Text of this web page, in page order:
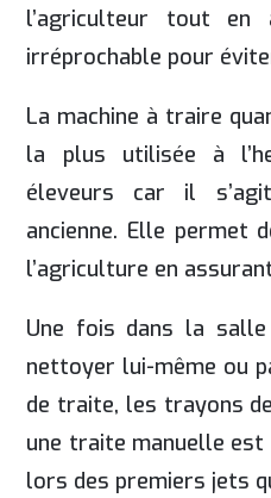
l’agriculteur tout en
irréprochable pour
La machine à traire
la plus utilisée à
éleveurs car il
ancienne. Elle permet
l’agriculture en
Une fois dans la
nettoyer lui-même ou
de traite, les trayons
une traite manuelle est
lors des premiers jets